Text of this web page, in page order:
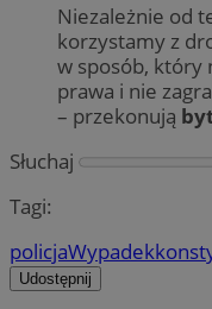
Niezależnie od
korzystamy z
w sposób, który
prawa i nie
– przekonują
Słuchaj
Tagi:
policjaWypadek
Udostępnij